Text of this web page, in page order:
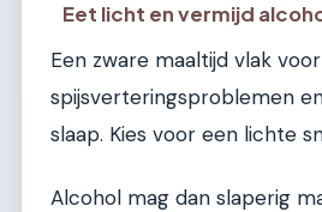
Eet licht en vermijd
Een zware maaltijd vlak
spijsverteringsproblemen
slaap. Kies voor een lichte
Alcohol mag dan slaperig